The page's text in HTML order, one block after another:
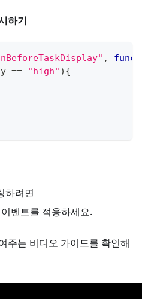
하기
,
== "high" ) {
하려면
이벤트를 적용하세요.
주는 비디오 가이드를 확인해